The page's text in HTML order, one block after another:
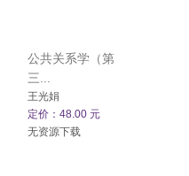
公共关系学（第
三...
王光娟
定价：48.00 元
无资源下载